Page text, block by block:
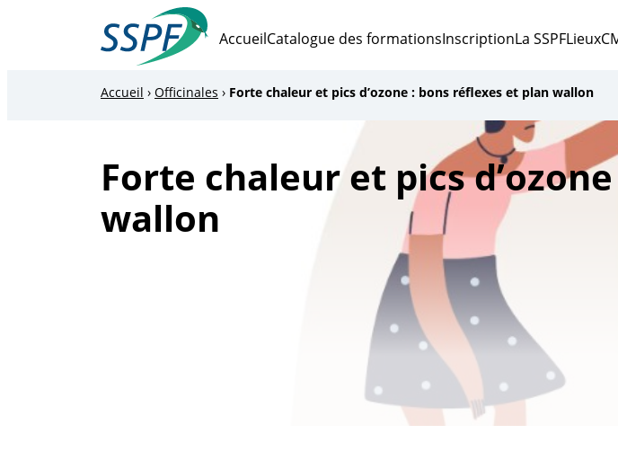
AccueilCatalogue des formationsInscriptionLa SSPFLieux
Accueil › Officinales › Forte chaleur et pics d’ozone : bons réflexes et plan wallon
Forte chaleur et pics
wallon